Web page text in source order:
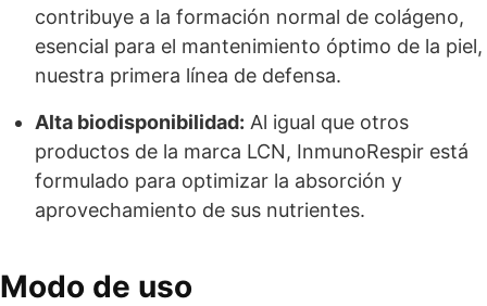
contribuye a la formación normal de colágeno,
esencial para el mantenimiento óptimo de la piel,
nuestra primera línea de defensa.
Alta biodisponibilidad: Al igual que otros
productos de la marca LCN, InmunoRespir está
formulado para optimizar la absorción y
aprovechamiento de sus nutrientes.
Modo de uso